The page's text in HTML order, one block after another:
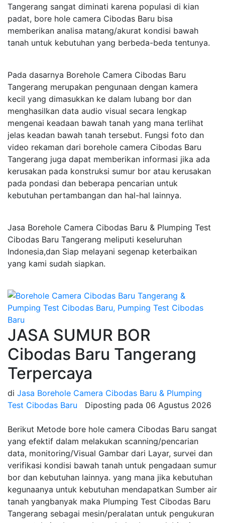
Tangerang sangat diminati karena populasi di kian
padat, bore hole camera Cibodas Baru bisa
memberikan analisa matang/akurat kondisi bawah
tanah untuk kebutuhan yang berbeda-beda tentunya.
Pada dasarnya Borehole Camera Cibodas Baru
Tangerang merupakan pengunaan dengan kamera
kecil yang dimasukkan ke dalam lubang bor dan
menghasilkan data audio visual secara lengkap
mengenai keadaan bawah tanah yang mana terlihat
jelas keadan bawah tanah tersebut. Fungsi foto dan
video rekaman dari borehole camera Cibodas Baru
Tangerang juga dapat memberikan informasi jika ada
kerusakan pada konstruksi sumur bor atau kerusakan
pada pondasi dan beberapa pencarian untuk
kebutuhan pertambangan dan hal-hal lainnya.
Jasa Borehole Camera Cibodas Baru & Plumping Test
Cibodas Baru Tangerang meliputi keseluruhan
Indonesia,dan Siap melayani segenap keterbaikan
yang kami sudah siapkan.
JASA SUMUR BOR
Cibodas Baru Tangerang
Terpercaya
di Jasa Borehole Camera Cibodas Baru & Plumping
Test Cibodas Baru
Diposting pada 06 Agustus 2026
Berikut Metode bore hole camera Cibodas Baru sangat
yang efektif dalam melakukan scanning/pencarian
data, monitoring/Visual Gambar dari Layar, survei dan
verifikasi kondisi bawah tanah untuk pengadaan sumur
bor dan kebutuhan lainnya. yang mana jika kebutuhan
kegunaanya untuk kebutuhan mendapatkan Sumber air
tanah yangbanyak maka Plumping Test Cibodas Baru
Tangerang sebagai mesin/peralatan untuk pengukuran